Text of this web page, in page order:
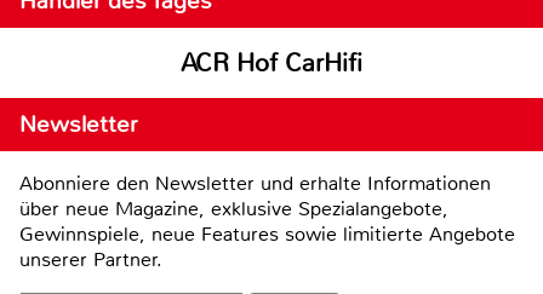
ACR Hof CarHifi
Newsletter
Abonniere den Newsletter und erhalte Informationen
über neue Magazine, exklusive Spezialangebote,
Gewinnspiele, neue Features sowie limitierte Angebote
unserer Partner.